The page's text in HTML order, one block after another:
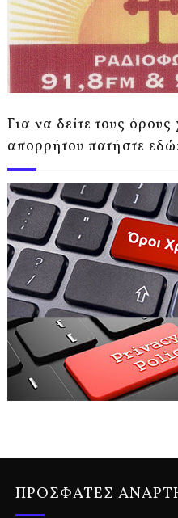
Για να δείτε τους
απορρήτου πατήστε εδώ:
ΠΡΟΣΦΑΤΕΣ